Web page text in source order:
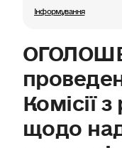
Інформування
Комісії
щодо